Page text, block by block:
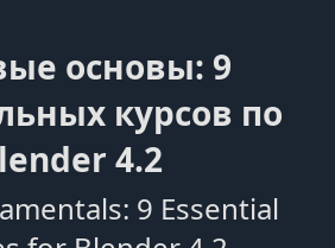
основы: 9
курсов по
4.2
9 Essential